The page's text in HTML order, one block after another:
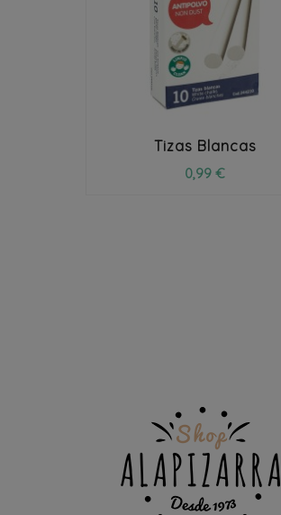
 
Tizas Blancas
0,99 €